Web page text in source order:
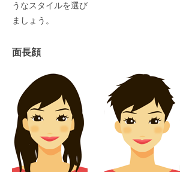
うなスタイルを選び
ましょう。
面長顔